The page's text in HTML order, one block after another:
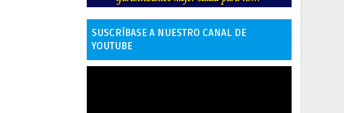
SUSCRÍBASE A NUESTRO CANAL DE
YOUTUBE